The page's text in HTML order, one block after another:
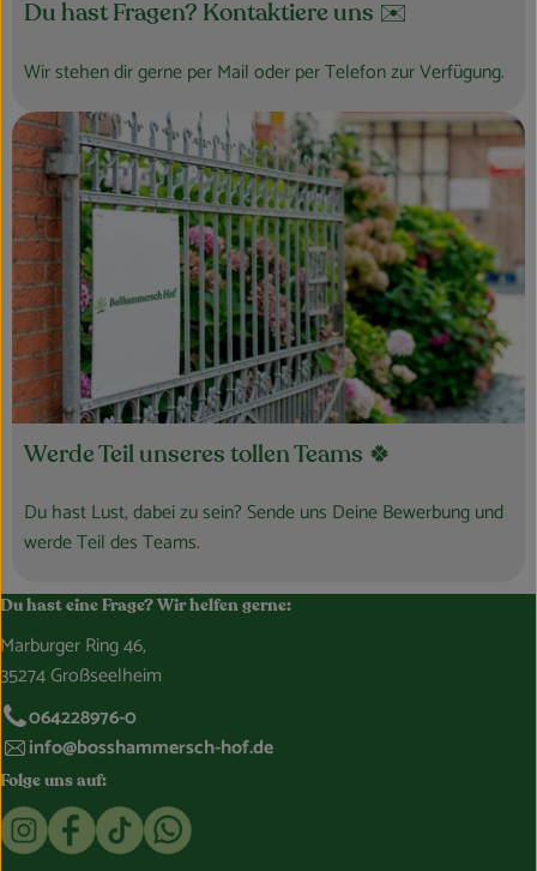
Du hast Fragen? Kontaktiere uns ✉️
Wir stehen dir gerne per Mail oder per Telefon zur Verfügung.
Werde Teil unseres tollen Teams 🍀
Du hast Lust, dabei zu sein? Sende uns Deine Bewerbung und
werde Teil des Teams.
Du hast eine Frage? Wir helfen gerne:
Marburger Ring 46,
35274 Großseelheim
064228976-0
info@bosshammersch-hof.de
Folge uns auf:
Externer Link zu https://www.instagram.com/
Externer Link zu https://www.facebook.com/
Externer Link zu https://www.tiktok.com/
Externer Link zu https://whatsapp.com/